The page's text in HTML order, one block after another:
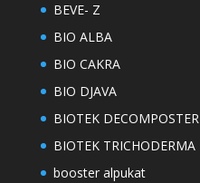
BEVE- Z
BIO ALBA
BIO CAKRA
BIO DJAVA
BIOTEK DECOMPOSTER
BIOTEK TRICHODERMA
booster alpukat